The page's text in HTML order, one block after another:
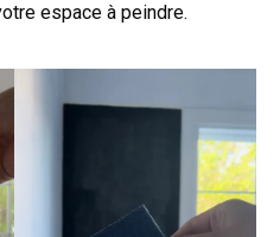
espace à peindre.